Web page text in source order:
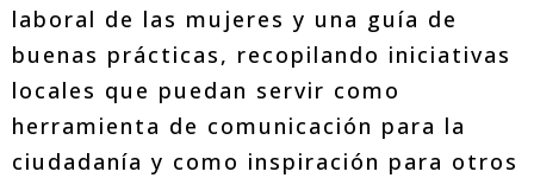
laboral de las mujeres y una guía de
buenas prácticas, recopilando iniciativas
locales que puedan servir como
herramienta de comunicación para la
ciudadanía y como inspiración para otros